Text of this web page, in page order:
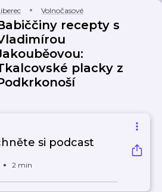
Volnočasové
recepty s
placky z
si podcast
2 min